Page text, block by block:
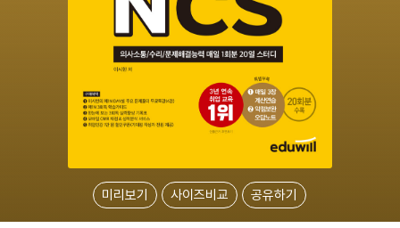
미리보기 사이즈비교 공유하기